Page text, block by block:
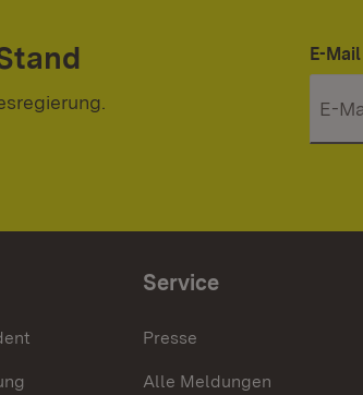
E-
Service
Presse
Alle Meldungen